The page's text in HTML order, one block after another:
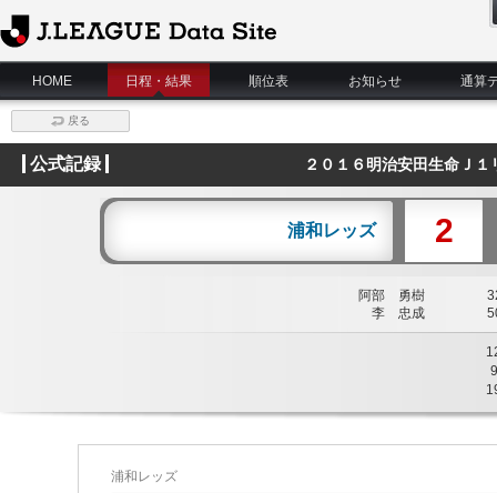
J.League Data Site
HOME
日程・結果 順位表 お知らせ 通算
戻る
公式記録 ２０１６明治安田生命Ｊ
浦和レッズ 2
阿部 勇樹
李 忠成
9
浦和レッズ